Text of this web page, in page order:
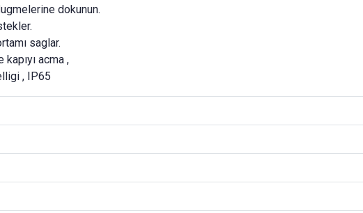
dokunun.
saglar.
acma ,
, IP65